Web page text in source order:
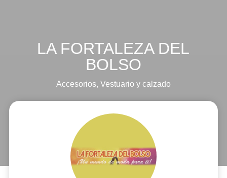
LA FORTALEZA DEL
BOLSO
Accesorios, Vestuario y calzado